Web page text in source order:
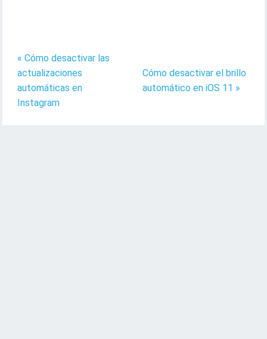
« Cómo desactivar las
actualizaciones
automáticas en
Instagram
Cómo desactivar el brillo
automático en iOS 11 »